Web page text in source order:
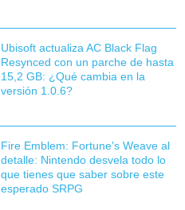
Ubisoft actualiza AC Black Flag
Resynced con un parche de hasta
15,2 GB: ¿Qué cambia en la
versión 1.0.6?
Fire Emblem: Fortune's Weave al
detalle: Nintendo desvela todo lo
que tienes que saber sobre este
esperado SRPG